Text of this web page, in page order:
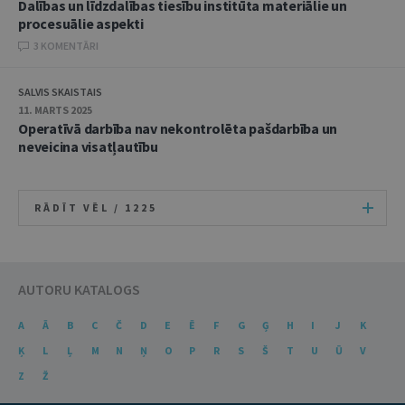
Dalības un līdzdalības tiesību institūta materiālie un
procesuālie aspekti
3 KOMENTĀRI
SALVIS SKAISTAIS
11. MARTS 2025
Operatīvā darbība nav nekontrolēta pašdarbība un
neveicina visatļautību
RĀDĪT VĒL / 1225
AUTORU KATALOGS
A Ā B C Č D E Ē F G Ģ H I J
K
Ķ
L Ļ M N Ņ O P R S Š T U Ū
V
Z
Ž